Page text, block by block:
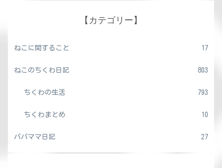
【カテゴリー】
ねこに関すること 17
ねこのちくわ日記 803
ちくわの生活 793
ちくわまとめ 10
パパママ日記 27